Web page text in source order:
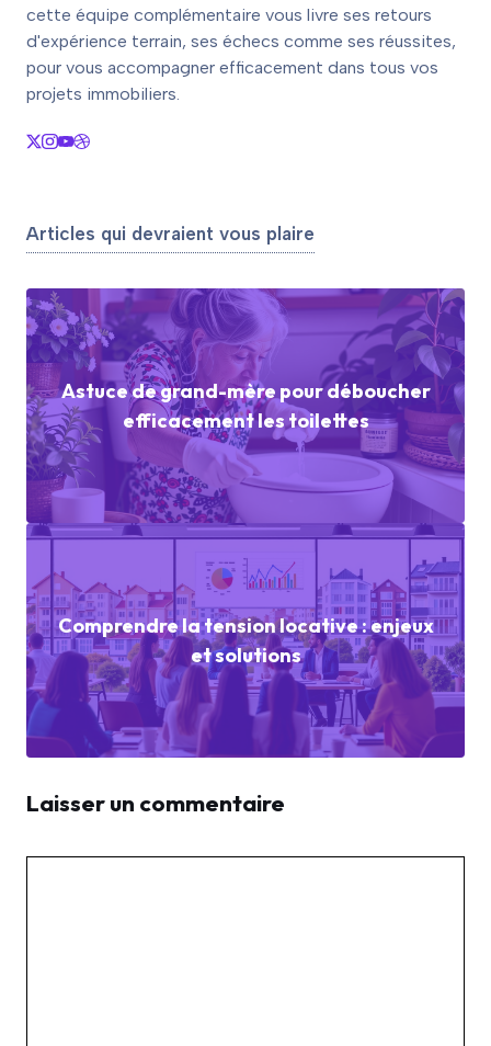
cette équipe complémentaire vous livre ses retours
d'expérience terrain, ses échecs comme ses réussites,
pour vous accompagner efficacement dans tous vos
projets immobiliers.
Articles qui devraient vous plaire
Astuce de grand-mère pour déboucher
efficacement les toilettes
Comprendre la tension locative : enjeux
et solutions
Laisser un commentaire